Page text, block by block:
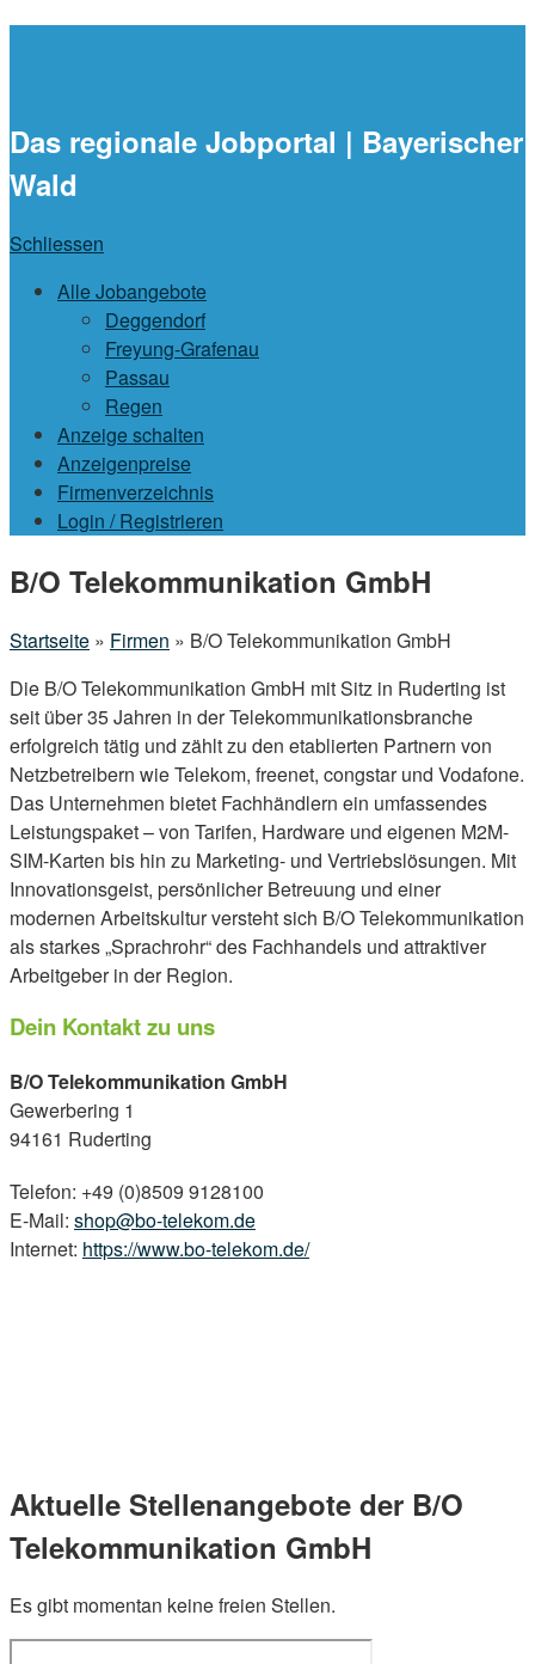
Das regionale Jobportal | Bayerischer
Wald
Schliessen
Alle Jobangebote
Deggendorf
Freyung-Grafenau
Passau
Regen
Anzeige schalten
Anzeigenpreise
Firmenverzeichnis
Login / Registrieren
Menu
B/O Telekommunikation GmbH
Startseite » Firmen » B/O Telekommunikation GmbH
Die B/O Telekommunikation GmbH mit Sitz in Ruderting ist
seit über 35 Jahren in der Telekommunikationsbranche
erfolgreich tätig und zählt zu den etablierten Partnern von
Netzbetreibern wie Telekom, freenet, congstar und Vodafone.
Das Unternehmen bietet Fachhändlern ein umfassendes
Leistungspaket – von Tarifen, Hardware und eigenen M2M-
SIM-Karten bis hin zu Marketing- und Vertriebslösungen. Mit
Innovationsgeist, persönlicher Betreuung und einer
modernen Arbeitskultur versteht sich B/O Telekommunikation
als starkes „Sprachrohr“ des Fachhandels und attraktiver
Arbeitgeber in der Region.
Dein Kontakt zu uns
B/O Telekommunikation GmbH
Gewerbering 1
94161 Ruderting
Telefon: +49 (0)8509 9128100
E-Mail: shop@bo-telekom.de
Internet: https://www.bo-telekom.de/
Aktuelle Stellenangebote der B/O
Telekommunikation GmbH
Es gibt momentan keine freien Stellen.